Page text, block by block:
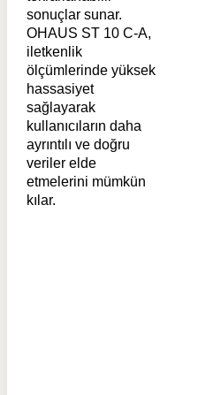
sonuçlar sunar.
OHAUS ST 10 C-A,
iletkenlik
ölçümlerinde yüksek
hassasiyet
sağlayarak
kullanıcıların daha
ayrıntılı ve doğru
veriler elde
etmelerini mümkün
kılar.